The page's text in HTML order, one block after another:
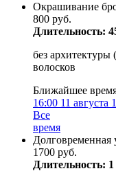
Окрашивание
800 руб.
Длительность:
без
волосков
Ближайшее
16:00 11 августа
Все
время
Долговременная
1700 руб.
Длительность: